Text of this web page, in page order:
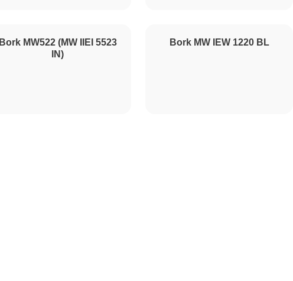
Bork MW522 (MW IIEI 5523
IN)
Bork MW IEW 1220 BL